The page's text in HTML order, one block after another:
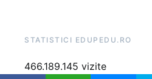
STATISTICI EDUPEDU.RO
466.189.145 vizite